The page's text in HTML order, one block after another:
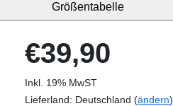
Größentabelle
€39,90
Inkl. 19% MwST
Lieferland: Deutschland (ändern)